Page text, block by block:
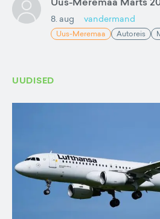
8. aug vandermand
Uus-Meremaa Autoreis
UUDISED